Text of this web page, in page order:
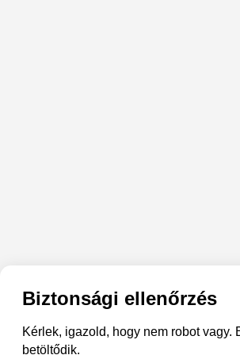
Biztonsági ellenőrzés
Kérlek, igazold, hogy nem robot vagy.
betöltődik.